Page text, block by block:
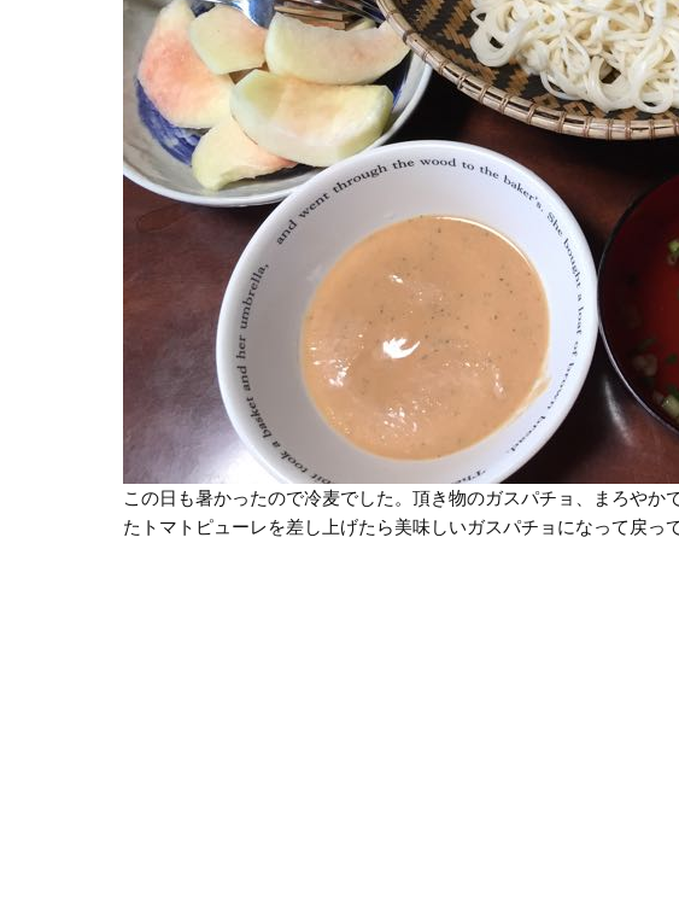
この日も暑かったので冷麦でした。頂き物のガスパチョ、まろや
たトマトピューレを差し上げたら美味しいガスパチョになって戻っ